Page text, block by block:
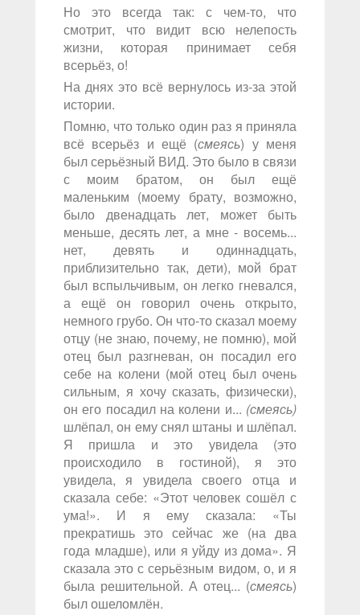
Но это всегда так: с чем-то, что
смотрит, что видит всю нелепость
жизни, которая принимает себя
всерьёз, о!
На днях это всё вернулось из-за этой
истории.
Помню, что только один раз я приняла
всё всерьёз и ещё (смеясь) у меня
был серьёзный ВИД. Это было в связи
с моим братом, он был ещё
маленьким (моему брату, возможно,
было двенадцать лет, может быть
меньше, десять лет, а мне - восемь...
нет, девять и одиннадцать,
приблизительно так, дети), мой брат
был вспыльчивым, он легко гневался,
а ещё он говорил очень открыто,
немного грубо. Он что-то сказал моему
отцу (не знаю, почему, не помню), мой
отец был разгневан, он посадил его
себе на колени (мой отец был очень
сильным, я хочу сказать, физически),
он его посадил на колени и... (смеясь)
шлёпал, он ему снял штаны и шлёпал.
Я пришла и это увидела (это
происходило в гостиной), я это
увидела, я увидела своего отца и
сказала себе: «Этот человек сошёл с
ума!». И я ему сказала: «Ты
прекратишь это сейчас же (на два
года младше), или я уйду из дома». Я
сказала это с серьёзным видом, о, и я
была решительной. А отец... (смеясь)
был ошеломлён.